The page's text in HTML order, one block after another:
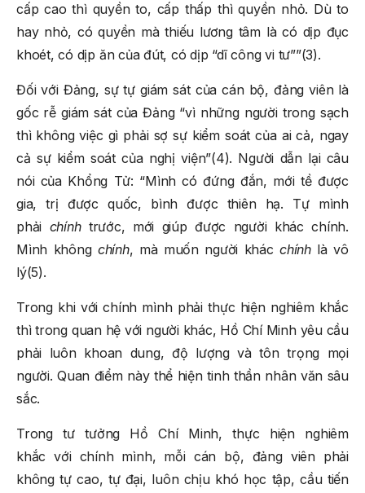
cấp cao thì quyền to, cấp thấp thì quyền nhỏ. Dù to
hay nhỏ, có quyền mà thiếu lương tâm là có dịp đục
khoét, có dịp ăn của đút, có dịp “dĩ công vi tư””(3).
Đối với Đảng, sự tự giám sát của cán bộ, đảng viên là
gốc rễ giám sát của Đảng “vì những người trong sạch
thì không việc gì phải sợ sự kiểm soát của ai cả, ngay
cả sự kiểm soát của nghị viện”(4). Người dẫn lại câu
nói của Khổng Tử: “Mình có đứng đắn, mới tề được
gia, trị được quốc, bình được thiên hạ. Tự mình
phải chínhtrước, mới giúp được người khác chính.
Mình không chính, mà muốn người khácchính là vô
lý(5).
Trong khi với chính mình phải thực hiện nghiêm khắc
thì trong quan hệ với người khác, Hồ Chí Minh yêu cầu
phải luôn khoan dung, độ lượng và tôn trọng mọi
người. Quan điểm này thể hiện tinh thần nhân văn sâu
sắc.
Trong tư tưởng Hồ Chí Minh, thực hiện nghiêm
khắc với chính mình, mỗi cán bộ, đảng viên phải
không tự cao, tự đại, luôn chịu khó học tập, cầu tiến